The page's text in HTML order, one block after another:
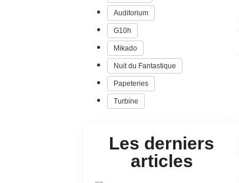
Auditorium
G10h
Mikado
Nuit du Fantastique
Papeteries
Turbine
Les derniers
articles